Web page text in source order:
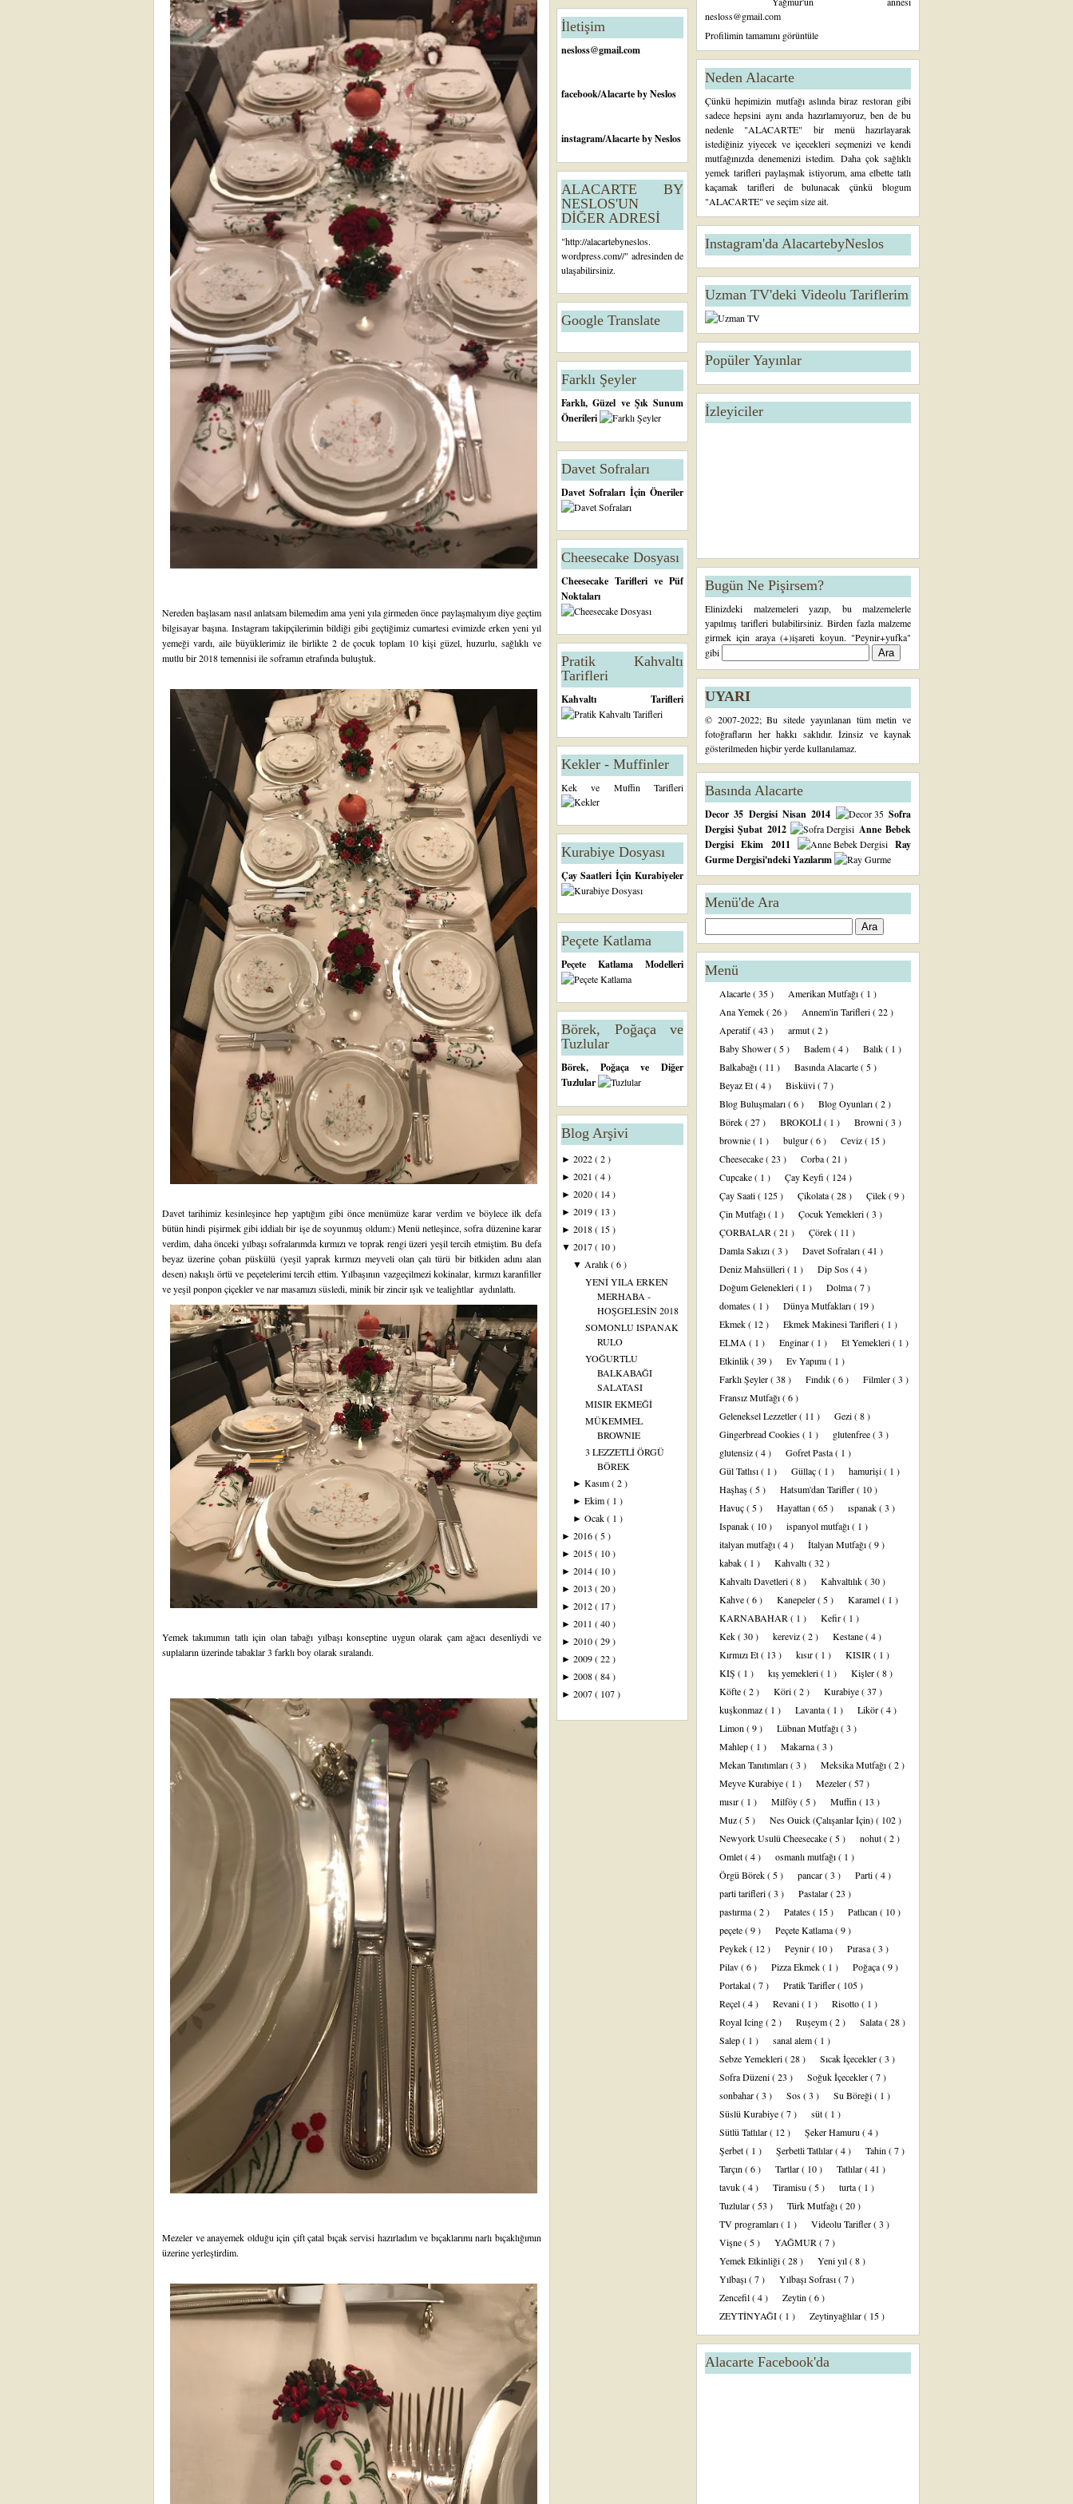
Nereden başlasam nasıl anlatsam bilemedim ama yeni yıla girmeden önce paylaşmalıyım diye geçtim
bilgisayar başına. Instagram takipçilerimin bildiği gibi geçtiğimiz cumartesi evimizde erken yeni yıl
yemeği vardı, aile büyüklerimiz ile birlikte 2 de çocuk toplam 10 kişi güzel, huzurlu, sağlıklı ve
mutlu bir 2018 temennisi ile soframın etrafında buluştuk.
Davet tarihimiz kesinleşince hep yaptığım gibi önce menümüze karar verdim ve böylece ilk defa
bütün hindi pişirmek gibi iddialı bir işe de soyunmuş oldum:) Menü netleşince, sofra düzenine karar
verdim, daha önceki yılbaşı sofralarımda kırmızı ve toprak rengi üzeri yeşil tercih etmiştim. Bu defa
beyaz üzerine çoban püskülü (yeşil yaprak kırmızı meyveli olan çalı türü bir bitkiden adını alan
desen) nakışlı örtü ve peçetelerimi tercih ettim. Yılbaşının vazgeçilmezi kokinalar, kırmızı karanfiller
ve yeşil ponpon çiçekler ve nar masamızı süsledi, minik bir zincir ışık ve tealightlar aydınlattı.
Yemek takımımın tatlı için olan tabağı yılbaşı konseptine uygun olarak çam ağacı desenliydi ve
suplaların üzerinde tabaklar 3 farklı boy olarak sıralandı.
Mezeler ve anayemek olduğu için çift çatal bıçak servisi hazırladım ve bıçaklarımı narlı bıçaklığımın
üzerine yerleştirdim.
İletişim
nesloss@gmail.com
facebook/Alacarte by Neslos
instagram/Alacarte by Neslos
ALACARTE BY
NESLOS'UN
DİĞER ADRESİ
"http://alacartebyneslos.
wordpress.com//" adresinden de
ulaşabilirsiniz.
Google Translate
Farklı Şeyler
Farklı, Güzel ve Şık Sunum
Önerileri
Davet Sofraları
Davet Sofraları İçin Öneriler
Cheesecake Dosyası
Cheesecake Tarifleri ve Püf
Noktaları
Pratik Kahvaltı
Tarifleri
Kahvaltı Tarifleri
Kekler - Muffinler
Kek ve Muffin Tarifleri
Kurabiye Dosyası
Çay Saatleri İçin Kurabiyeler
Peçete Katlama
Peçete Katlama Modelleri
Börek, Poğaça ve
Tuzlular
Börek, Poğaça ve Diğer
Tuzlular
Blog Arşivi
► 2022( 2 )
► 2021 ( 4 )
► 2020( 14 )
► 2019( 13 )
► 2018( 15 )
▼ 2017( 10 )
▼Aralık( 6 )
YENİ YILA ERKEN
MERHABA -
HOŞGELESİN 2018
SOMONLU ISPANAK
RULO
YOĞURTLU
BALKABAĞI
SALATASI
MISIR EKMEĞİ
MÜKEMMEL
BROWNIE
3 LEZZETLİ ÖRGÜ
BÖREK
►Kasım( 2 )
►Ekim( 1 )
►Ocak( 1 )
► 2016( 5 )
► 2015( 10 )
► 2014( 10 )
► 2013 ( 20 )
► 2012( 17 )
► 2011 ( 40 )
► 2010( 29 )
► 2009( 22 )
► 2008( 84 )
► 2007( 107 )
nesloss@gmail.com
Profilimin tamamını görüntüle
Neden Alacarte
Çünkü hepimizin mutfağı aslında biraz restoran gibi
sadece hepsini aynı anda hazırlamıyoruz, ben de bu
nedenle "ALACARTE" bir menü hazırlayarak
istediğiniz yiyecek ve içecekleri seçmenizi ve kendi
mutfağınızda denemenizi istedim. Daha çok sağlıklı
yemek tarifleri paylaşmak istiyorum, ama elbette tatlı
kaçamak tarifleri de bulunacak çünkü blogum
"ALACARTE" ve seçim size ait.
Instagram'da AlacartebyNeslos
Uzman TV'deki Videolu Tariflerim
Popüler Yayınlar
İzleyiciler
Bugün Ne Pişirsem?
Elinizdeki malzemeleri yazıp, bu malzemelerle
yapılmış tarifleri bulabilirsiniz. Birden fazla malzeme
girmek için araya (+)işareti koyun. "Peynir+yufka"
gibi
UYARI
© 2007-2022; Bu sitede yayınlanan tüm metin ve
fotoğrafların her hakkı saklıdır. İzinsiz ve kaynak
gösterilmeden hiçbir yerde kullanılamaz.
Basında Alacarte
Decor 35 Dergisi Nisan 2014
Sofra
Dergisi Şubat 2012
Anne Bebek
Dergisi Ekim 2011
Ray
Gurme Dergisi'ndeki Yazılarım
Menü'de Ara
Menü
Alacarte( 35 ) Amerikan Mutfağı( 1 )
Ana Yemek( 26 ) Annem'in Tarifleri( 22 )
Aperatif( 43 ) armut( 2 )
Baby Shower( 5 ) Badem( 4 ) Balık( 1 )
Balkabağı( 11 ) Basında Alacarte( 5 )
Beyaz Et( 4 ) Bisküvi( 7 )
Blog Buluşmaları( 6 ) Blog Oyunları( 2 )
Börek( 27 ) BROKOLİ( 1 ) Browni( 3 )
brownie( 1 ) bulgur( 6 ) Ceviz( 15 )
Cheesecake( 23 ) Corba( 21 )
Cupcake( 1 ) Çay Keyfi ( 124 )
Çay Saati( 125 ) Çikolata( 28 ) Çilek( 9 )
Çin Mutfağı( 1 ) Çocuk Yemekleri( 3 )
ÇORBALAR ( 21 ) Çörek( 11 )
Damla Sakızı( 3 ) Davet Sofraları( 41 )
Deniz Mahsülleri( 1 ) Dip Sos( 4 )
Doğum Gelenekleri( 1 ) Dolma( 7 )
domates( 1 ) Dünya Mutfakları( 19 )
Ekmek( 12 ) Ekmek Makinesi Tarifleri( 1 )
ELMA ( 1 ) Enginar( 1 ) Et Yemekleri( 1 )
Etkinlik( 39 ) Ev Yapımı( 1 )
Farklı Şeyler( 38 ) Fındık( 6 ) Filmler( 3 )
Fransız Mutfağı( 6 )
Geleneksel Lezzetler( 11 ) Gezi( 8 )
Gingerbread Cookies( 1 ) glutenfree( 3 )
glutensiz( 4 ) Gofret Pasta( 1 )
Gül Tatlısı( 1 ) Güllaç( 1 ) hamurişi( 1 )
Haşhaş( 5 ) Hatsum'dan Tarifler( 10 )
Havuç( 5 ) Hayattan ( 65 ) ıspanak( 3 )
Ispanak( 10 ) ispanyol mutfağı( 1 )
italyan mutfağı( 4 ) İtalyan Mutfağı( 9 )
kabak( 1 ) Kahvaltı( 32 )
Kahvaltı Davetleri( 8 ) Kahvaltılık( 30 )
Kahve( 6 ) Kanepeler( 5 ) Karamel( 1 )
KARNABAHAR ( 1 ) Kefir( 1 )
Kek( 30 ) kereviz( 2 ) Kestane( 4 )
Kırmızı Et( 13 ) kısır( 1 ) KISIR ( 1 )
KIŞ ( 1 ) kış yemekleri( 1 ) Kişler( 8 )
Köfte( 2 ) Köri( 2 ) Kurabiye( 37 )
kuşkonmaz( 1 ) Lavanta( 1 ) Likör( 4 )
Limon ( 9 ) Lübnan Mutfağı( 3 )
Mahlep( 1 ) Makarna( 3 )
Mekan Tanıtımları( 3 ) Meksika Mutfağı( 2 )
Meyve Kurabiye( 1 ) Mezeler( 57 )
mısır( 1 ) Milföy( 5 ) Muffin ( 13 )
Muz( 5 ) Nes Ouick (Çalışanlar İçin)( 102 )
Newyork Usulü Cheesecake( 5 ) nohut( 2 )
Omlet( 4 ) osmanlı mutfağı( 1 )
Örgü Börek( 5 ) pancar( 3 ) Parti( 4 )
parti tarifleri( 3 ) Pastalar( 23 )
pastırma( 2 ) Patates( 15 ) Patlıcan ( 10 )
peçete( 9 ) Peçete Katlama( 9 )
Peykek( 12 ) Peynir( 10 ) Pırasa( 3 )
Pilav( 6 ) Pizza Ekmek( 1 ) Poğaça( 9 )
Portakal( 7 ) Pratik Tarifler( 105 )
Reçel( 4 ) Revani( 1 ) Risotto( 1 )
Royal Icing( 2 ) Ruşeym( 2 ) Salata( 28 )
Salep( 1 ) sanal alem( 1 )
Sebze Yemekleri( 28 ) Sıcak İçecekler( 3 )
Sofra Düzeni( 23 ) Soğuk İçecekler( 7 )
sonbahar( 3 ) Sos( 3 ) Su Böreği( 1 )
Süslü Kurabiye( 7 ) süt( 1 )
Sütlü Tatlılar( 12 ) Şeker Hamuru ( 4 )
Şerbet( 1 ) Şerbetli Tatlılar( 4 ) Tahin ( 7 )
Tarçın ( 6 ) Tartlar( 10 ) Tatlılar( 41 )
tavuk( 4 ) Tiramisu ( 5 ) turta( 1 )
Tuzlular( 53 ) Türk Mutfağı( 20 )
TV programları( 1 ) Videolu Tarifler( 3 )
Vişne( 5 ) YAĞMUR ( 7 )
Yemek Etkinliği( 28 ) Yeni yıl( 8 )
Yılbaşı( 7 ) Yılbaşı Sofrası( 7 )
Zencefil( 4 ) Zeytin ( 6 )
ZEYTİNYAĞI( 1 ) Zeytinyağlılar( 15 )
Alacarte Facebook'da